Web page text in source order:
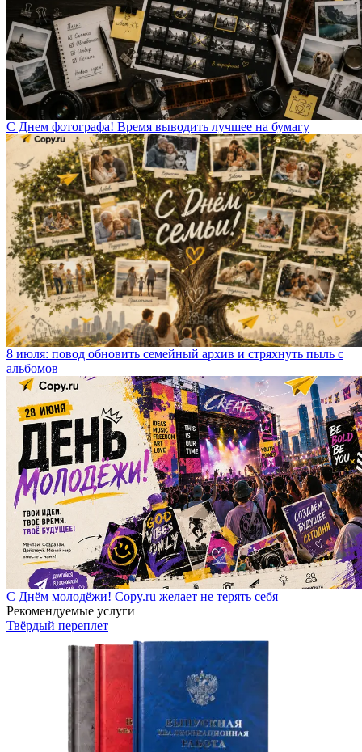
С Днем фотографа! Время выводить лучшее на бумагу
8 июля: повод обновить семейный архив и стряхнуть пыль с
альбомов
С Днём молодёжи! Copy.ru желает не терять себя
Рекомендуемые услуги
Твёрдый переплет